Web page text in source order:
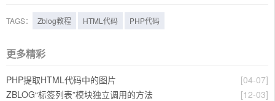
TAGS： Zblog教程 HTML代码 PHP代码
更多精彩
[04-07]
PHP提取HTML代码中的图片
[12-03]
ZBLOG“标签列表”模块独立调用的方法